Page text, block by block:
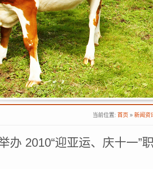
当前位置: 首页 » 新闻资
办 2010“迎亚运、庆十一”